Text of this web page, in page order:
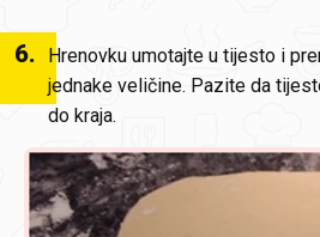
6.
Hrenovku umotajte u tijesto i
jednake veličine. Pazite da
do kraja.